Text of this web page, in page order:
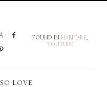
FOUND IN HABITARE,
YOUTUBE
LOVE